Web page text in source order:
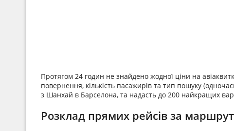
Протягом 24 годин не знайдено жодної ціни на
повернення, кількість пасажирів та тип пошуку
з Шанхай в Барселона, та надасть до 200 найкращих
Розклад прямих рейсів за